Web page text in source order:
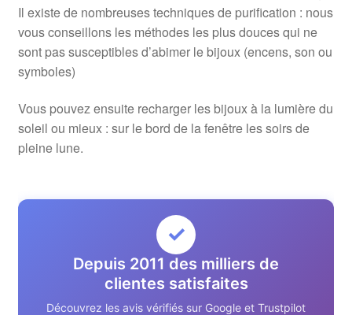
Il existe de nombreuses techniques de purification : nous
vous conseillons les méthodes les plus douces qui ne
sont pas susceptibles d’abimer le bijoux (encens, son ou
symboles)
Vous pouvez ensuite recharger les bijoux à la lumière du
soleil ou mieux : sur le bord de la fenêtre les soirs de
pleine lune.
✓
Depuis 2011 des milliers de
clientes satisfaites
Découvrez les avis vérifiés sur Google et Trustpilot